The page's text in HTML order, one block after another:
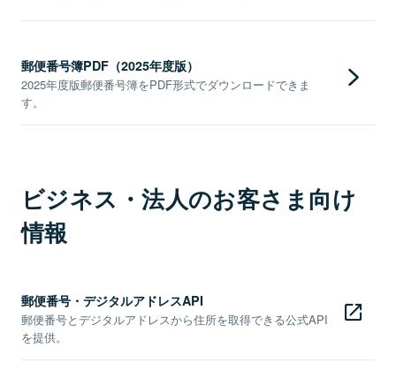
郵便番号簿PDF（2025年度版）
2025年度版郵便番号簿をPDF形式でダウンロードできま
す。
ビジネス・法人のお客さま向け
情報
郵便番号・デジタルアドレスAPI
郵便番号とデジタルアドレスから住所を取得できる公式API
を提供。